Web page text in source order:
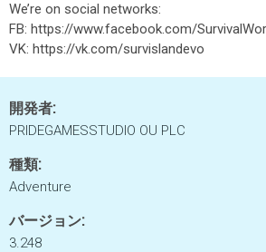
We’re on social networks:
FB: https://www.facebook.com/
VK: https://vk.com/survislandevo
開発者:
PRIDEGAMESSTUDIO OU PLC
種類:
Adventure
バージョン:
3.248